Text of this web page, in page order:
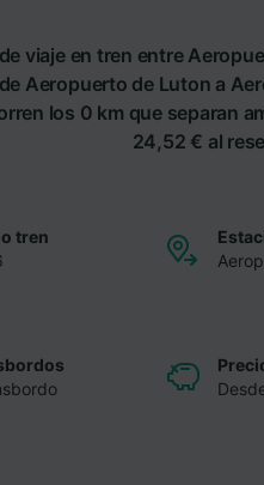
viaje en tren entre
Aeropuerto de Luton a
los 0 km que separan
24,52 € al
tren